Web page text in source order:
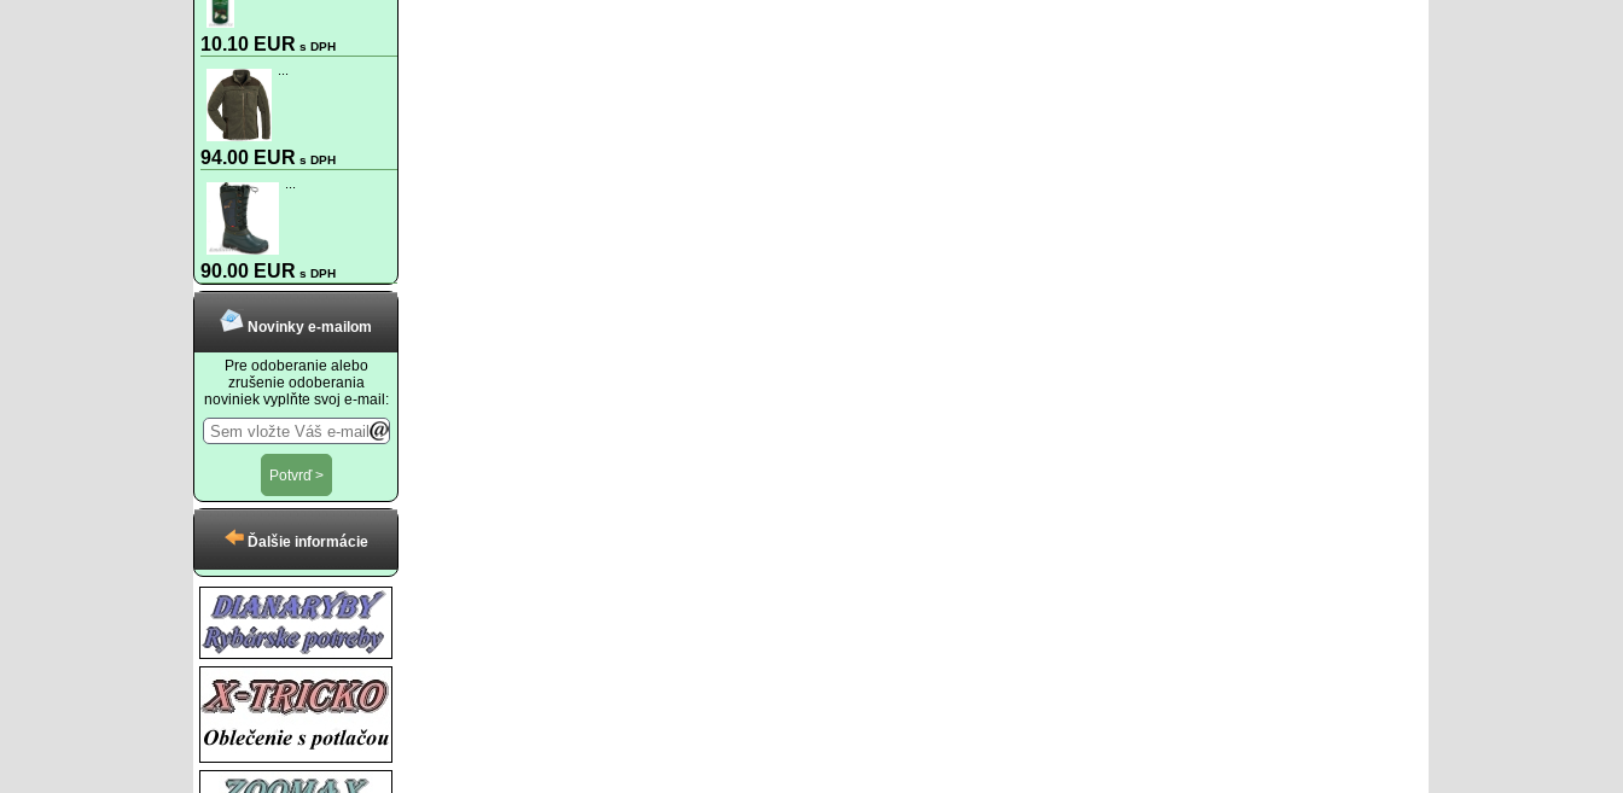
10.10 EUR s DPH
94.00 EUR s DPH
90.00 EUR s DPH
Novinky e-mailom
Pre odoberanie alebo
zrušenie odoberania
noviniek vyplňte svoj e-mail:
Ďalšie informácie